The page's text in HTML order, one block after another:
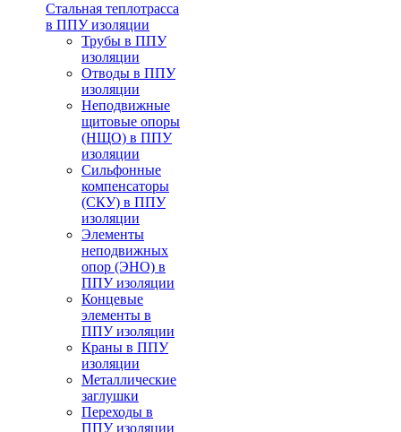
Стальная теплотрасса
в ППУ изоляции
Трубы в ППУ
изоляции
Отводы в ППУ
изоляции
Неподвижные
щитовые опоры
(НЩО) в ППУ
изоляции
Cильфонные
компенсаторы
(СКУ) в ППУ
изоляции
Элементы
неподвижных
опор (ЭНО) в
ППУ изоляции
Концевые
элементы в
ППУ изоляции
Краны в ППУ
изоляции
Металлические
заглушки
Переходы в
ППУ изоляции